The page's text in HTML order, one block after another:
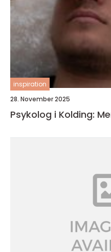
inspiration
28. November 2025
Psykolog i Kolding: